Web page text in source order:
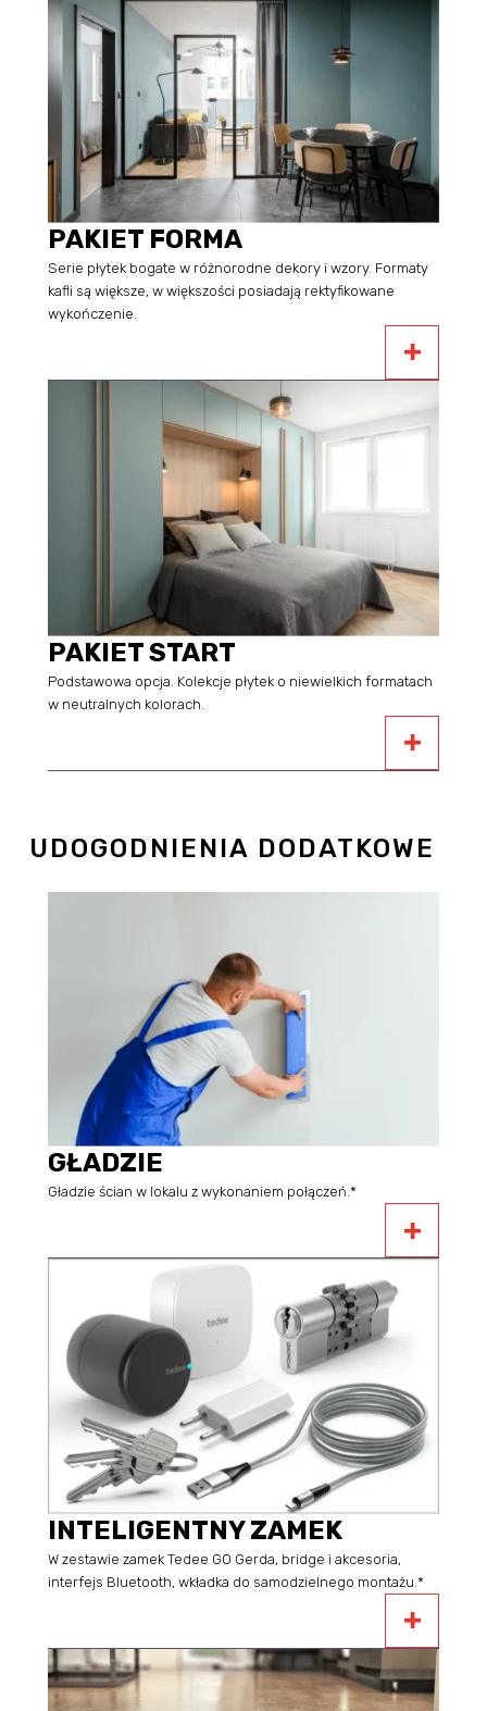
PAKIET FORMA
Serie płytek bogate w różnorodne dekory i wzory. Formaty
kafli są większe, w większości posiadają rektyfikowane
wykończenie.
PAKIET START
Podstawowa opcja. Kolekcje płytek o niewielkich formatach
w neutralnych kolorach.
UDOGODNIENIA DODATKOWE
GŁADZIE
Gładzie ścian w lokalu z wykonaniem połączeń.*
INTELIGENTNY ZAMEK
W zestawie zamek Tedee GO Gerda, bridge i akcesoria,
interfejs Bluetooth, wkładka do samodzielnego montażu.*